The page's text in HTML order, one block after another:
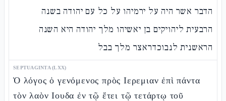
הדבר אשר היה על ירמיהו על כל עם יהודה בשנה
הרבעית ליהויקים בן יאשיהו מלך יהודה היא השנה
הראשנית לנבוכדראצר מלך בבל
SEPTUAGINTA (LXX)
Ὁ λόγος ὁ γενόμενος πρὸς Ιερεμιαν ἐπὶ πάντα
τὸν λαὸν Ιουδα ἐν τῷ ἔτει τῷ τετάρτῳ τοῦ